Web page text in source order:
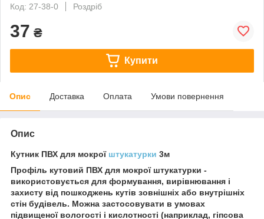
Код: 27-38-0
Роздріб
37 ₴
Купити
Опис Доставка Оплата Умови повернення
Опис
Кутник ПВХ для мокрої штукатурки 3м
Профіль кутовий ПВХ для мокрої штукатурки -
використовується для формування, вирівнювання і
захисту від пошкоджень кутів зовнішніх або внутрішніх
стін будівель. Можна застосовувати в умовах
підвищеної вологості і кислотності (наприклад, гіпсова